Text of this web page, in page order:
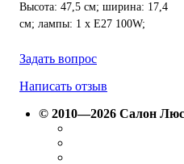
Высота: 47,5 см; ширина: 17,4
см; лампы: 1 х Е27 100W;
пыли IP 44.
Задать вопрос
Написать отзыв
© 2010—2026 Салон